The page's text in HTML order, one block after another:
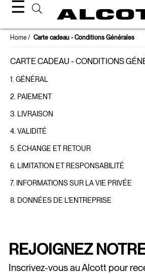
☰
Home Carte cadeau - Conditions Générales
CARTE CADEAU - CONDITIONS
1. GÉNÉRAL
2. PAIEMENT
3. LIVRAISON
4. VALIDITÉ
5. ÉCHANGE ET RETOUR
6. LIMITATION ET RESPONSABILITÉ
7. INFORMATIONS SUR LA VIE PRIVÉE
8. DONNÉES DE L'ENTREPRISE
REJOIGNEZ
Inscrivez-vous au Alcott pour